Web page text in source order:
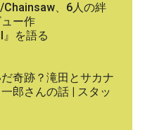
、6人の絆
ー作
』を語る
奇跡？滝田とサカナ
郎さんの話 | スタッ